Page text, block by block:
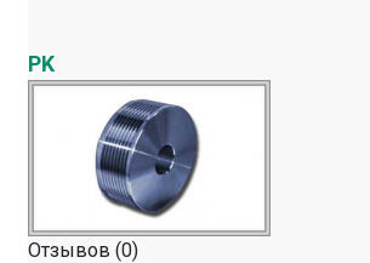
PK
Отзывов (0)